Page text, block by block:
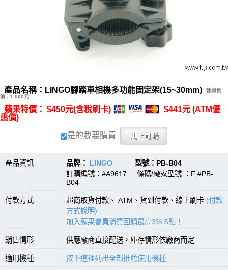
產品名稱：LINGO腳踏車相機多功能固定架(15~30mm)
建議售
價： 1,000元
蘋果特價： $450元(含稅刷卡)
$441元 (ATM優
惠價)
是的我要購買
產品資訊 品牌： LINGO 型號：PB-B04
訂購編號：#A9617 條碼/廠家型號 ：F #PB-
B04
付款方式 超商取貨付款、 ATM、貨到付款、線上刷卡 (付款
方式說明)
加入蘋果會員消費回饋最高3% S點！
銷售情形 供應廠商直接配送，庫存情形依廠商而定
適用機種 按下這裡列出全部推薦使用機種